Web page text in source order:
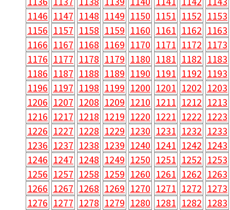
1146 1147 1148 1149 1150 1151 1152 1153
1156 1157 1158 1159 1160 1161 1162 1163
1166 1167 1168 1169 1170 1171 1172 1173
1176 1177 1178 1179 1180 1181 1182 1183
1186 1187 1188 1189 1190 1191 1192 1193
1196 1197 1198 1199 1200 1201 1202 1203
1206 1207 1208 1209 1210 1211 1212 1213
1216 1217 1218 1219 1220 1221 1222 1223
1226 1227 1228 1229 1230 1231 1232 1233
1236 1237 1238 1239 1240 1241 1242 1243
1246 1247 1248 1249 1250 1251 1252 1253
1256 1257 1258 1259 1260 1261 1262 1263
1266 1267 1268 1269 1270 1271 1272 1273
1276 1277 1278 1279 1280 1281 1282 1283